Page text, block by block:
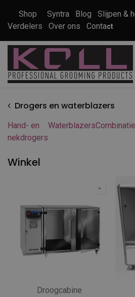
Shop Syntra Blog Slijpen &
Verdelers
Over ons Contact
Drogers en waterblazers
Hand- en
nekdrogers
Waterblazers
Winkel
Droogcabine